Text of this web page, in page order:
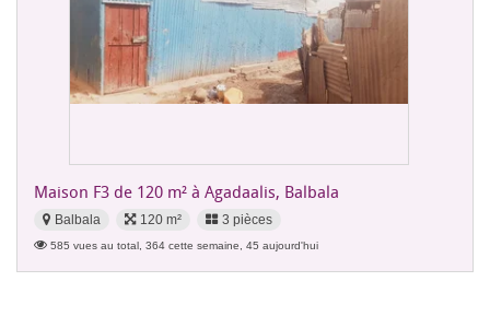
Maison F3 de 120 m² à Agadaalis, Balbala
Balbala 120 m² 3 pièces
585 vues au total, 364 cette semaine, 45 aujourd'hui